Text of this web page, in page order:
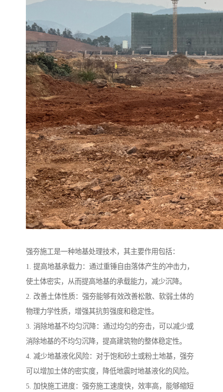
强夯施工是一种地基处理技术，其主要作用包括：
1. 提高地基承载力：通过重锤自由落体产生的冲击力，
使土体密实，从而提高地基的承载能力，减少沉降。
2. 改善土体性质：强夯能够有效改善松散、软弱土体的
物理力学性质，增强其抗剪强度和稳定性。
3. 消除地基不均匀沉降：通过均匀的夯击，可以减少或
消除地基的不均匀沉降，提高建筑物的整体稳定性。
4. 减少地基液化风险：对于饱和砂土或粉土地基，强夯
可以增加土体的密实度，降低地震时地基液化的风险。
5. 加快施工进度：强夯施工速度快，效率高，能够缩短